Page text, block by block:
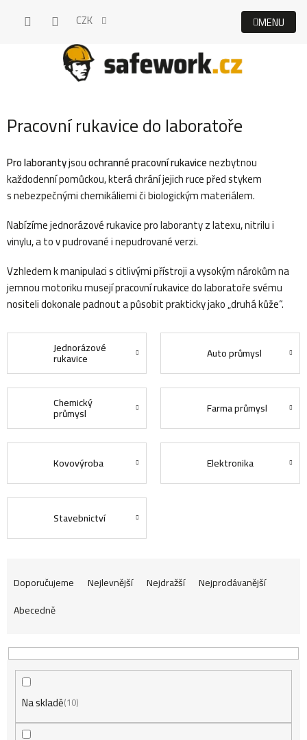
CZK
Pracovní rukavice do laboratoře
Pro laborantyjsouochranné pracovní rukavicenezbytnou
každodenní pomůckou, která chrání jejich ruce před stykem
s nebezpečnými chemikáliemi či biologickým materiálem.
Nabízíme jednorázové rukavice pro laboranty z latexu, nitrilu i
vinylu, a to v pudrované i nepudrované verzi.
Vzhledem k manipulaci s citlivými přístroji a vysokým nárokům na
jemnou motoriku musejí pracovní rukavice do laboratoře svému
nositeli dokonale padnout a působit prakticky jako „druhá kůže“.
Jednorázové
rukavice Auto průmysl
Chemický
průmysl Farma průmysl
Kovovýroba Elektronika
Stavebnictví
Ř
a
z
e
Doporučujeme Nejlevnější Nejdražší
Nejprodávanější
Abecedně
Na skladě 10